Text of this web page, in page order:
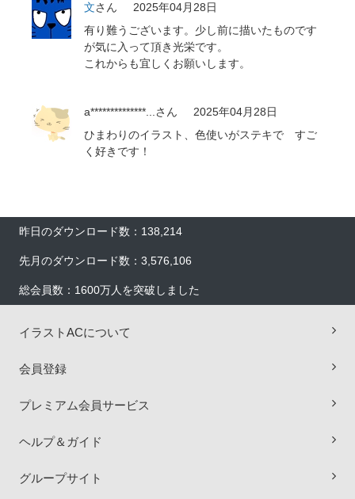
文さん
2025年04月28日
有り難うございます。少し前に描いたものです
が気に入って頂き光栄です。
これからも宜しくお願いします。
a**************...さん
2025年04月28日
ひまわりのイラスト、色使いがステキで すご
く好きです！
昨日のダウンロード数：138,214
先月のダウンロード数：3,576,106
総会員数：1600万人を突破しました
イラストACについて
会員登録
プレミアム会員サービス
ヘルプ＆ガイド
グループサイト